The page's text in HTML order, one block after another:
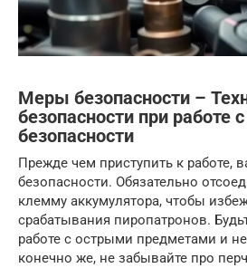
Меры безопасности –
безопасности при работе
безопасности
Прежде чем приступить к работе,
безопасности. Обязательно
клемму аккумулятора, чтобы
срабатывания пиропатронов.
работе с острыми предметами и
конечно же, не забывайте про